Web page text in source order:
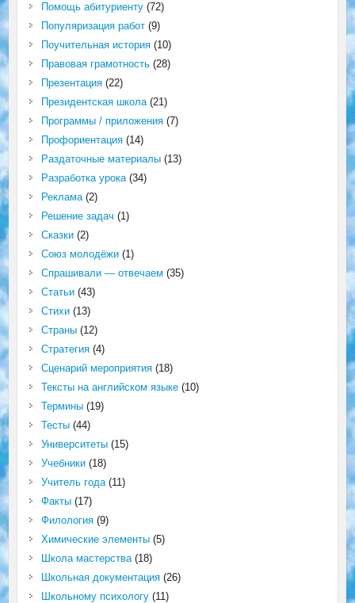
Помощь абитуриенту(72)
Популяризация работ(9)
Поучительная история(10)
Правовая грамотность(28)
Презентация(22)
Президентская школа(21)
Программы / приложения(7)
Профориентация(14)
Раздаточные материалы(13)
Разработка урока(34)
Реклама(2)
Решение задач (1)
Сказки(2)
Союз молодёжи(1)
Спрашивали — отвечаем (35)
Статьи(43)
Стихи(13)
Страны(12)
Стратегия(4)
Сценарий мероприятия(18)
Тексты на английском языке(10)
Термины(19)
Тесты(44)
Университеты(15)
Учебники(18)
Учитель года(11)
Факты(17)
Филология(9)
Химические элементы(5)
Школа мастерства(18)
Школьная документация(26)
Школьному психологу(11)